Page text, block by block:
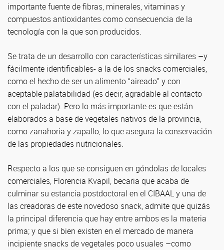
importante fuente de fibras, minerales, vitaminas y
compuestos antioxidantes como consecuencia de la
tecnología con la que son producidos.
Se trata de un desarrollo con características similares –y
fácilmente identificables- a la de los snacks comerciales,
como el hecho de ser un alimento “aireado” y con
aceptable palatabilidad (es decir, agradable al contacto
con el paladar). Pero lo más importante es que están
elaborados a base de vegetales nativos de la provincia,
como zanahoria y zapallo, lo que asegura la conservación
de las propiedades nutricionales.
Respecto a los que se consiguen en góndolas de locales
comerciales, Florencia Kvapil, becaria que acaba de
culminar su estancia postdoctoral en el CIBAAL y una de
las creadoras de este novedoso snack, admite que quizás
la principal diferencia que hay entre ambos es la materia
prima; y que si bien existen en el mercado de manera
incipiente snacks de vegetales poco usuales –como